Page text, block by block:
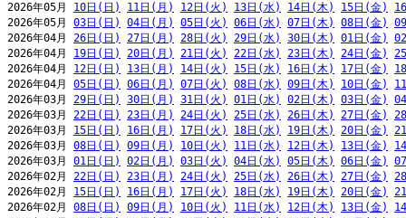
2026年05月 10日(日) 11日(月) 12日(火) 13日(水) 14日(木) 15日(金)
2026年05月 03日(日) 04日(月) 05日(火) 06日(水) 07日(木) 08日(金)
2026年04月 26日(日) 27日(月) 28日(火) 29日(水) 30日(木) 01日(金)
2026年04月 19日(日) 20日(月) 21日(火) 22日(水) 23日(木) 24日(金)
2026年04月 12日(日) 13日(月) 14日(火) 15日(水) 16日(木) 17日(金)
2026年04月 05日(日) 06日(月) 07日(火) 08日(水) 09日(木) 10日(金)
2026年03月 29日(日) 30日(月) 31日(火) 01日(水) 02日(木) 03日(金)
2026年03月 22日(日) 23日(月) 24日(火) 25日(水) 26日(木) 27日(金)
2026年03月 15日(日) 16日(月) 17日(火) 18日(水) 19日(木) 20日(金)
2026年03月 08日(日) 09日(月) 10日(火) 11日(水) 12日(木) 13日(金)
2026年03月 01日(日) 02日(月) 03日(火) 04日(水) 05日(木) 06日(金)
2026年02月 22日(日) 23日(月) 24日(火) 25日(水) 26日(木) 27日(金)
2026年02月 15日(日) 16日(月) 17日(火) 18日(水) 19日(木) 20日(金)
2026年02月 08日(日) 09日(月) 10日(火) 11日(水) 12日(木) 13日(金)